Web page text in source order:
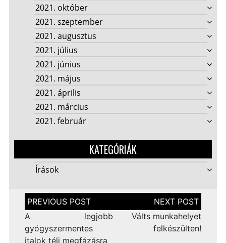
2021. október
2021. szeptember
2021. augusztus
2021. július
2021. június
2021. május
2021. április
2021. március
2021. február
KATEGÓRIÁK
Írások
Bejegyzés
navigáció
A legjobb
gyógyszermentes
italok téli megfázásra
Válts munkahelyet
felkészülten!